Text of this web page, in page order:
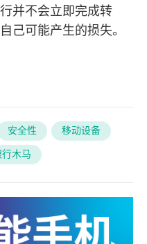
并不会立即完成转
己可能产生的损失。
安全性
移动设备
行木马